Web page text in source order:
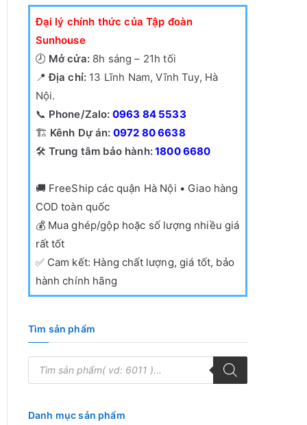
Đại lý chính thức của Tập đoàn
Sunhouse
🕗 Mở cửa:8h sáng – 21h tối
📍Địa chỉ: 13 Lĩnh Nam, Vĩnh Tuy, Hà
Nội.
📞 Phone/Zalo: 0963 84 5533
🏗️ Kênh Dự án: 0972 80 6638
🛠️ Trung tâm bảo hành:1800 6680
🚚 FreeShip các quận Hà Nội • Giao hàng
COD toàn quốc
💰 Mua ghép/gộp hoặc số lượng nhiều giá
rất tốt
✅ Cam kết: Hàng chất lượng, giá tốt, bảo
hành chính hãng
Tìm sản phẩm
T
m
ế
Danh mục sản phẩm